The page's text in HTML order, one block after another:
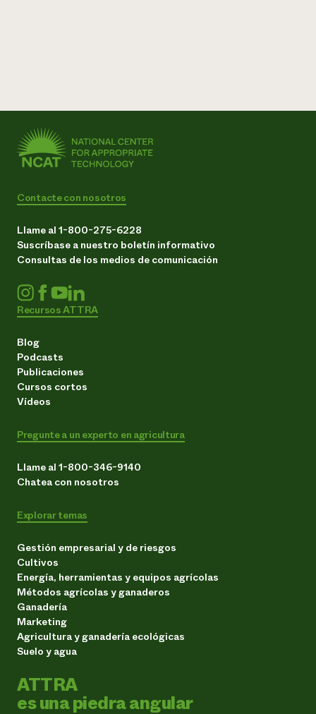
Contacte con nosotros
Llame al 1-800-275-6228
Suscríbase a nuestro boletín informativo
Consultas de los medios de comunicación
Recursos ATTRA
Blog
Podcasts
Publicaciones
Cursos cortos
Vídeos
Pregunte a un experto en agricultura
Llame al 1-800-346-9140
Chatea con nosotros
Explorar temas
Gestión empresarial y de riesgos
Cultivos
Energía, herramientas y equipos agrícolas
Métodos agrícolas y ganaderos
Ganadería
Marketing
Agricultura y ganadería ecológicas
Suelo y agua
ATTRA
es una piedra angular